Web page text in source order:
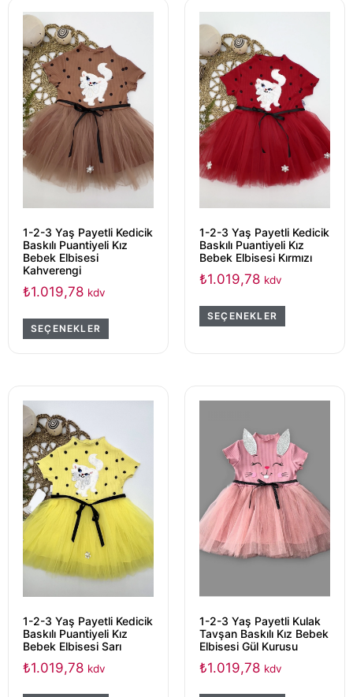
1-2-3 Yaş Payetli Kedicik
Baskılı Puantiyeli Kız
Bebek Elbisesi
Kahverengi
₺1.019,78 kdv
SEÇENEKLER
1-2-3 Yaş Payetli Kedicik
Baskılı Puantiyeli Kız
Bebek Elbisesi Kırmızı
₺1.019,78 kdv
SEÇENEKLER
1-2-3 Yaş Payetli Kedicik
Baskılı Puantiyeli Kız
Bebek Elbisesi Sarı
₺1.019,78 kdv
1-2-3 Yaş Payetli Kulak
Tavşan Baskılı Kız Bebek
Elbisesi Gül Kurusu
₺1.019,78 kdv